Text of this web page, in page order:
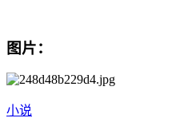
图片：
小说